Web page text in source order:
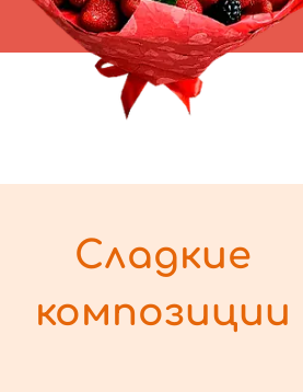
Сладкие
композиции